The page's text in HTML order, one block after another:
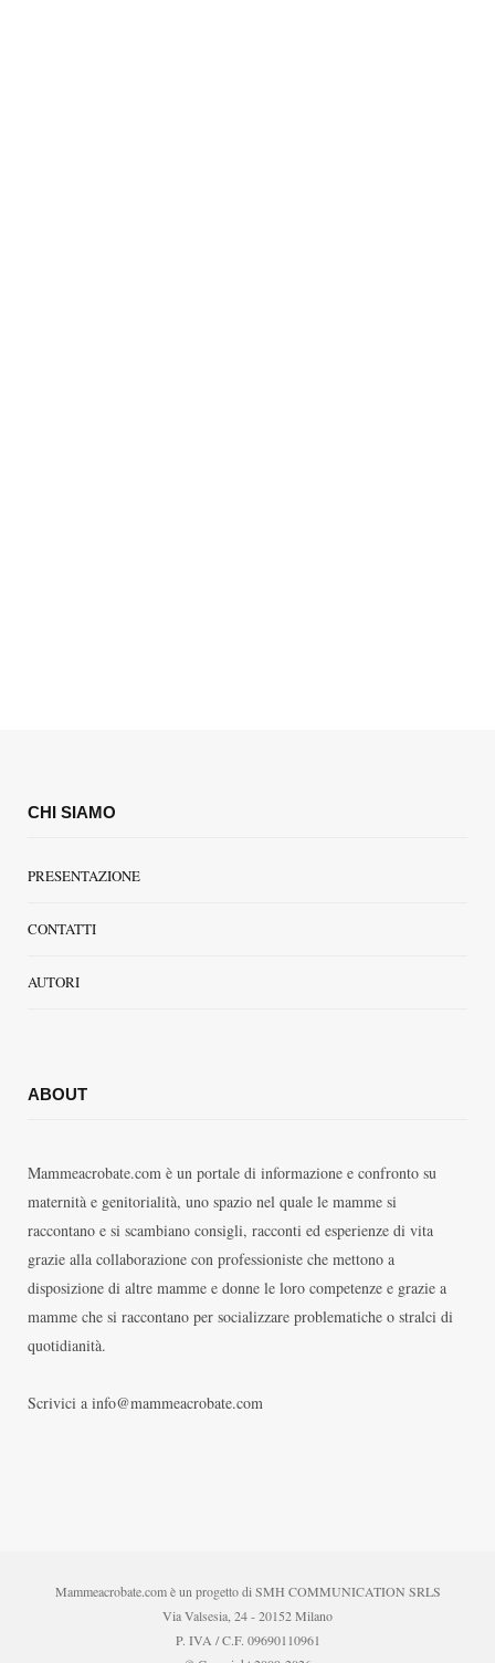
CHI SIAMO
PRESENTAZIONE
CONTATTI
AUTORI
ABOUT
Mammeacrobate.com è un portale di informazione e confronto su
maternità e genitorialità, uno spazio nel quale le mamme si
raccontano e si scambiano consigli, racconti ed esperienze di vita
grazie alla collaborazione con professioniste che mettono a
disposizione di altre mamme e donne le loro competenze e grazie a
mamme che si raccontano per socializzare problematiche o stralci di
quotidianità.
Scrivici a info@mammeacrobate.com
Mammeacrobate.com è un progetto di SMH COMMUNICATION SRLS
Via Valsesia, 24 - 20152 Milano
P. IVA / C.F. 09690110961